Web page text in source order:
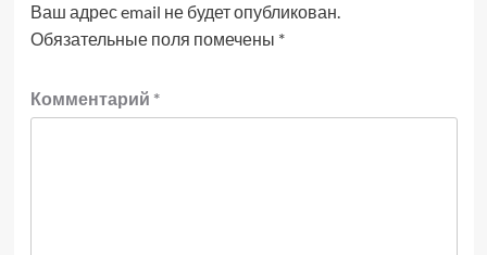
Ваш адрес email не будет опубликован.
Обязательные поля помечены *
Комментарий *